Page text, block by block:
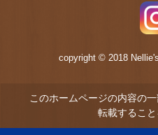
copyright © 2018
このホームページの内容の
転載すること